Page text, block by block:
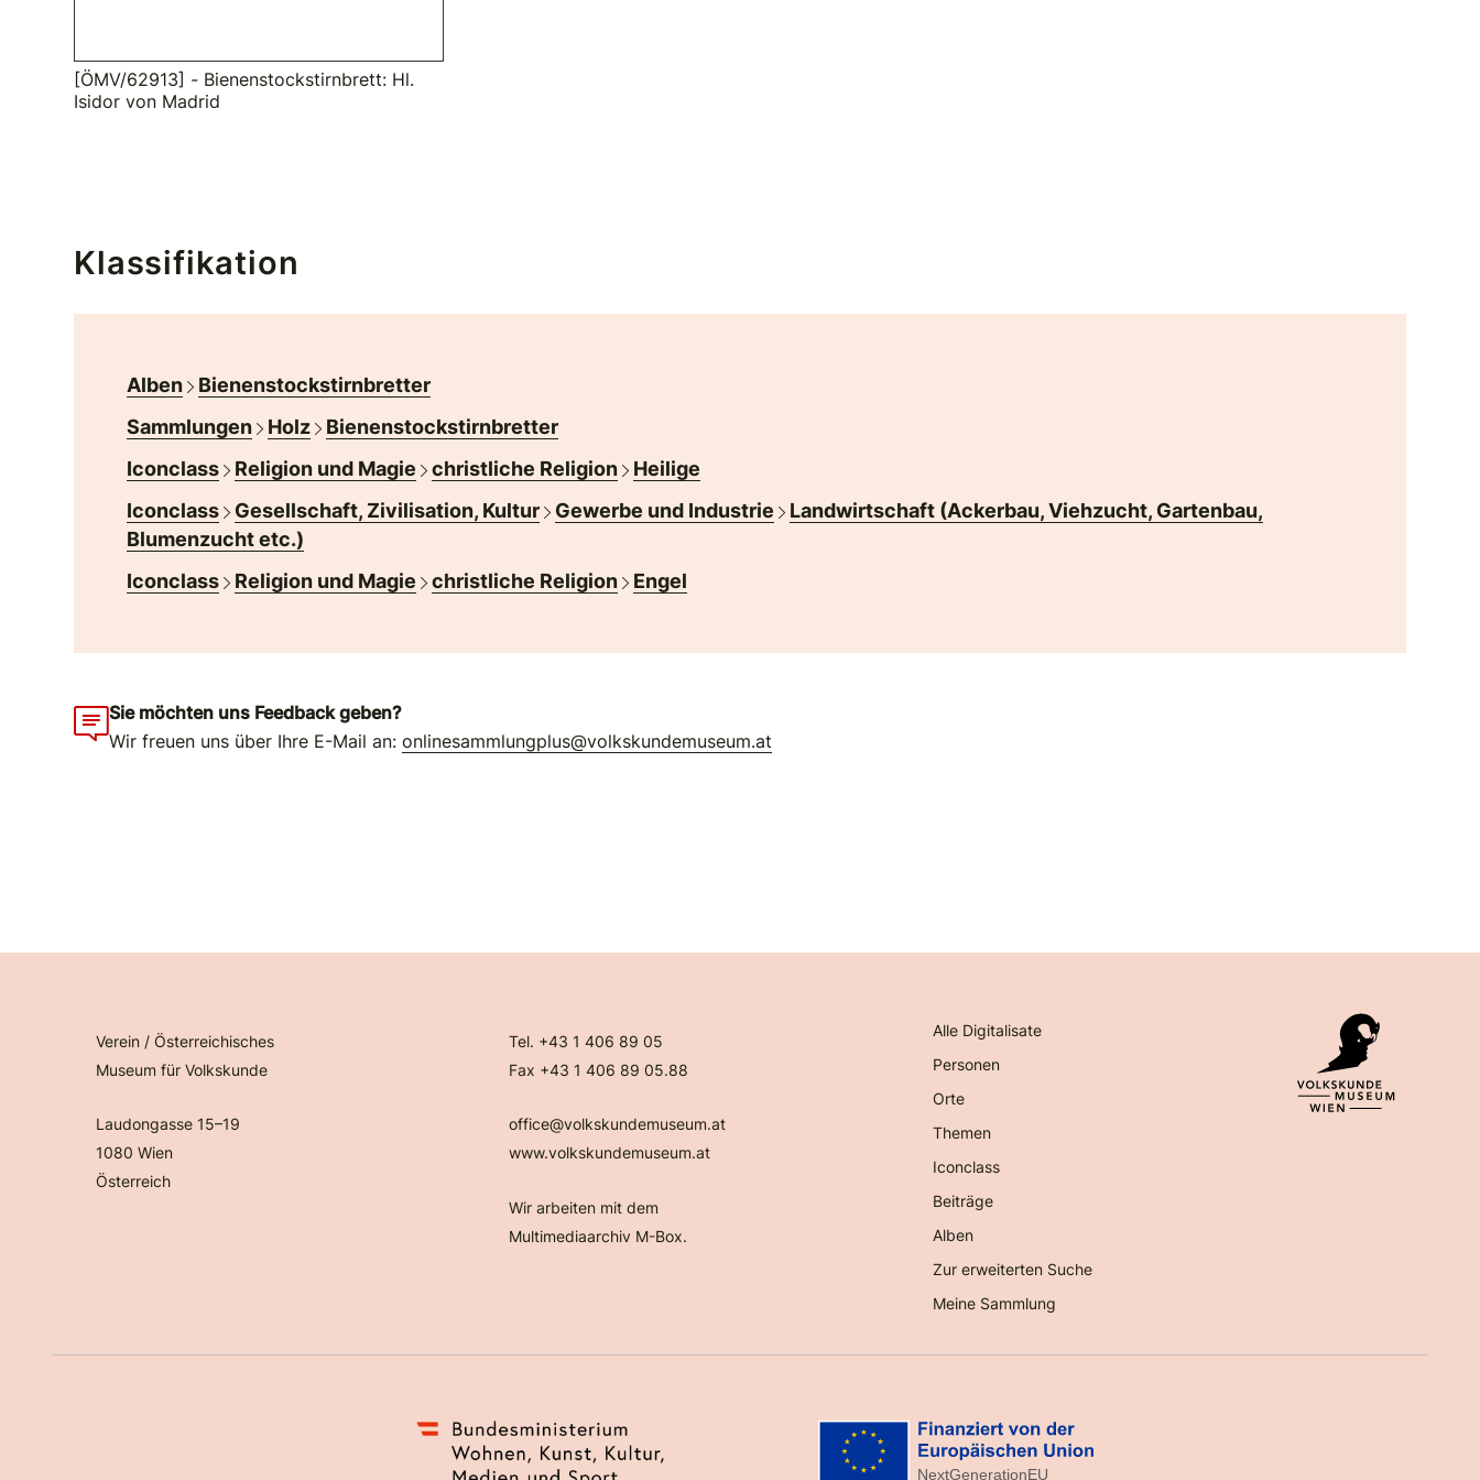
[ÖMV/62913] - Bienenstockstirnbrett: Hl.
Isidor von Madrid
Klassifikation
Alben
Bienenstockstirnbretter
Sammlungen
Holz
Bienenstockstirnbretter
Iconclass
Religion und Magie christliche Religion
Heilige
Iconclass
Gesellschaft, Zivilisation, Kultur Gewerbe und Industrie
Landwirtschaft (Ackerbau, Viehzucht, Gartenbau,
Blumenzucht etc.)
Iconclass
Religion und Magie christliche Religion Engel
Sie möchten uns Feedback geben?
Wir freuen uns über Ihre E-Mail an:onlinesammlungplus@volkskundemuseum.at
Verein / Österreichisches
Museum für Volkskunde
Laudongasse 15–19
1080 Wien
Österreich
Tel. +43 1 406 89 05
Fax +43 1 406 89 05.88
office@volkskundemuseum.at
www.volkskundemuseum.at
Wir arbeiten mit dem
Multimediaarchiv M-Box.
Alle Digitalisate
Personen
Orte
Themen
Iconclass
Beiträge
Alben
Zur erweiterten Suche
Meine Sammlung